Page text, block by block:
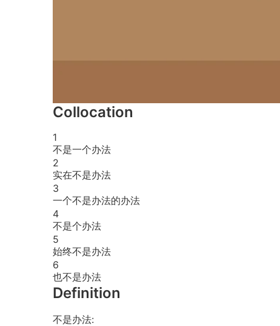
Collocation
1
不是一个办法
2
实在不是办法
3
一个不是办法的办法
4
不是个办法
5
始终不是办法
6
也不是办法
Definition
不是办法: